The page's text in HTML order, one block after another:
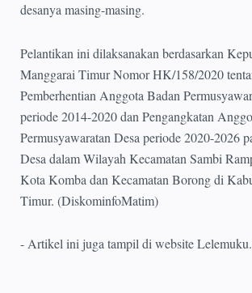
desanya masing-masing.
Pelantikan ini dilaksanakan berdasarkan
Manggarai Timur Nomor HK/158/2020
Pemberhentian Anggota Badan
periode 2014-2020 dan Pengangkatan
Permusyawaratan Desa periode 2020-2026
Desa dalam Wilayah Kecamatan Sambi
Kota Komba dan Kecamatan Borong di
Timur. (DiskominfoMatim)
- Artikel ini juga tampil di website